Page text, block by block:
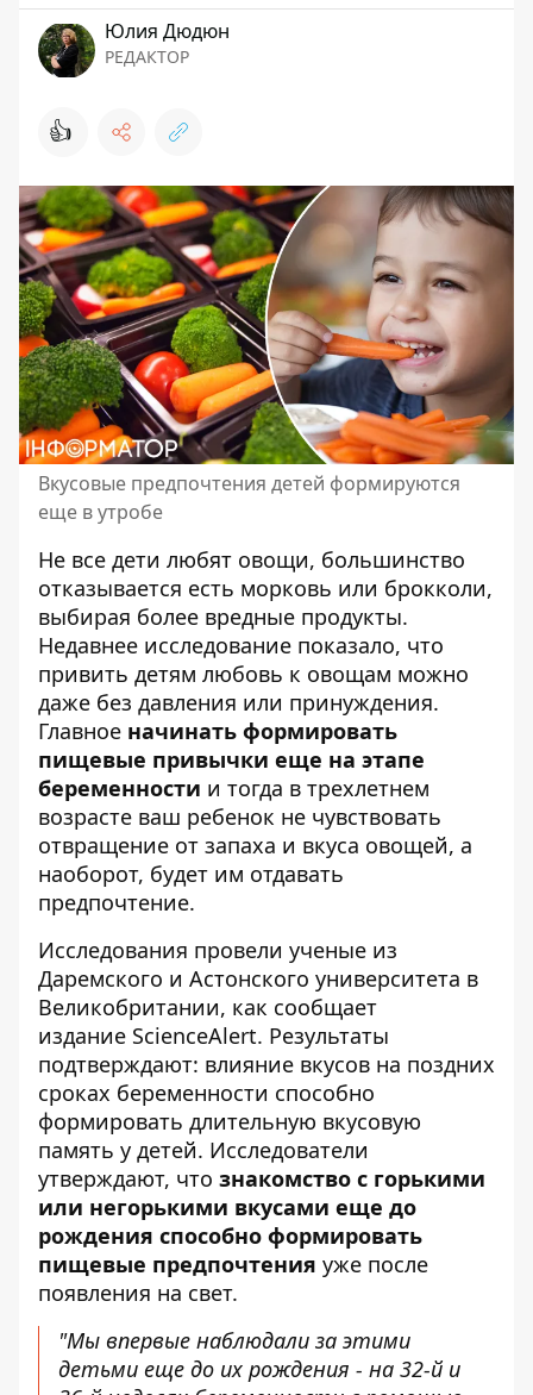
Юлия Дюдюн
РЕДАКТОР
👍
Вкусовые предпочтения детей формируются
еще в утробе
Не все дети любят овощи, большинство
отказывается есть морковь или брокколи,
выбирая более вредные продукты.
Недавнее исследование показало, что
привить детям любовь к овощам можно
даже без давления или принуждения.
Главное начинать формировать
пищевые привычки еще на этапе
беременности и тогда в трехлетнем
возрасте ваш ребенок не чувствовать
отвращение от запаха и вкуса овощей, а
наоборот, будет им отдавать
предпочтение.
Исследования провели ученые из
Даремского и Астонского университета в
Великобритании, как сообщает
издание ScienceAlert. Результаты
подтверждают: влияние вкусов на поздних
сроках беременности способно
формировать длительную вкусовую
память у детей. Исследователи
утверждают, что знакомство с горькими
или негорькими вкусами еще до
рождения способно формировать
пищевые предпочтения уже после
появления на свет.
"Мы впервые наблюдали за этими
детьми еще до их рождения - на 32-й и